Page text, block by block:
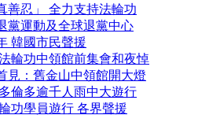
善忍」 全力支持法輪功
黨運動及全球退黨中心
韓國市民聲援
輪功中領館前集會和夜悼
見：舊金山中領館開大燈
倫多逾千人雨中大遊行
功學員遊行 各界聲援